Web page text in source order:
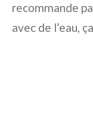
recommande
avec de l’eau,